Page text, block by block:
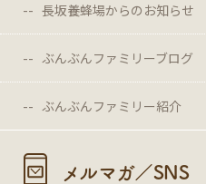
長坂養蜂場からのお知らせ
ぶんぶんファミリーブログ
ぶんぶんファミリー紹介
メルマガ／SNS